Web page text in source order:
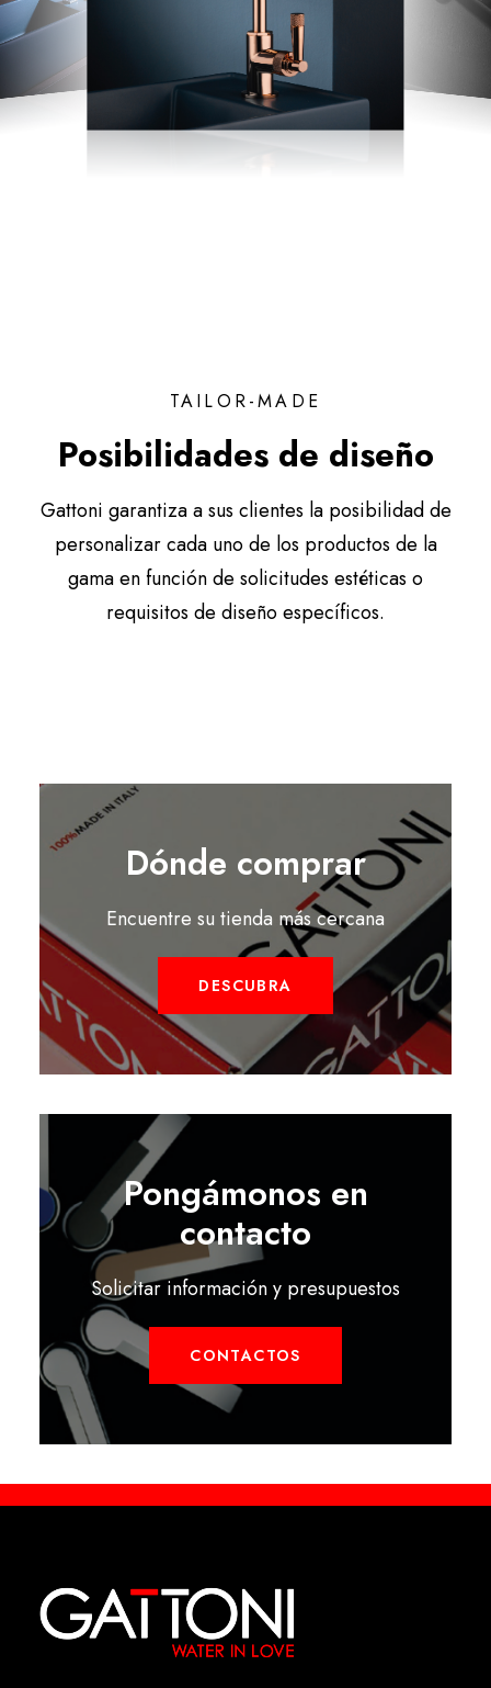
TAILOR-MADE
Posibilidades de diseño
Gattoni garantiza a sus clientes la posibilidad de
personalizar cada uno de los productos de la
gama en función de solicitudes estéticas o
requisitos de diseño específicos.
Dónde comprar
Encuentre su tienda más cercana
DESCUBRA
Pongámonos en
contacto
Solicitar información y presupuestos
CONTACTOS